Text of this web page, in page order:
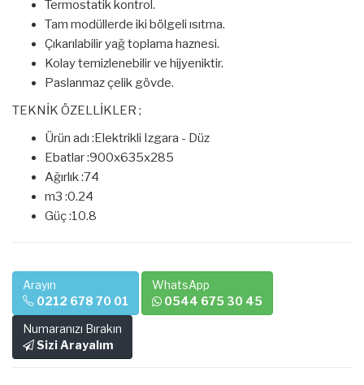
Termostatik kontrol.
Tam modüllerde iki bölgeli ısıtma.
Çıkarılabilir yağ toplama haznesi.
Kolay temizlenebilir ve hijyeniktir.
Paslanmaz çelik gövde.
TEKNİK ÖZELLİKLER ;
Ürün adı :Elektrikli Izgara - Düz
Ebatlar :900x635x285
Ağırlık :74
m3 :0.24
Güç :10.8
Arayın
0212 678 70 01
WhatsApp
0544 675 30 45
Numaranızı Bırakın
Sizi Arayalım